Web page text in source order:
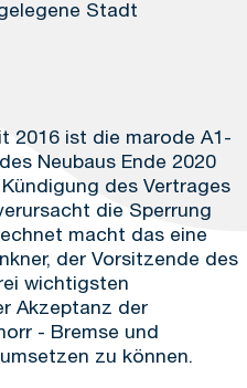
Stadt
2016 ist die marode A1-
Neubaus Ende 2020
des Vertrages
die Sperrung
macht das eine
der Vorsitzende des
wichtigsten
Akzeptanz der
- Bremse und
zu können.